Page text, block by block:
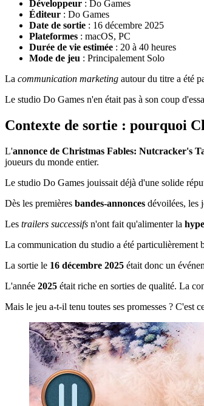
Développeur : Do Games
Éditeur : Do Games
Date de sortie : 16 décembre 2025
Plateformes : macOS, PC
Durée de vie estimée : 20 à 40 heures
Mode de jeu : Principalement Solo
La communication marketing autour du titre a été
Le studio Do Games n'en était pas à son coup
Contexte de sortie : pourquoi
L'annonce de Christmas Fables: Nutcracker's
joueurs du monde entier.
Le studio Do Games jouissait déjà d'une solide
Dès les premières bandes-annonces dévoilées, les
Les trailers successifs n'ont fait qu'alimenter la hype
La communication du studio a été
La sortie le 16 décembre 2025 était donc un
L'année 2025 était riche en sorties de qualité. La
Mais le jeu a-t-il tenu toutes ses promesses ? C'est